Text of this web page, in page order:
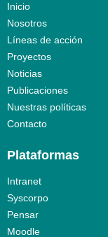
Inicio
Nosotros
Líneas de acción
Proyectos
Noticias
Publicaciones
Nuestras políticas
Contacto
Plataformas
Intranet
Syscorpo
Pensar
Moodle